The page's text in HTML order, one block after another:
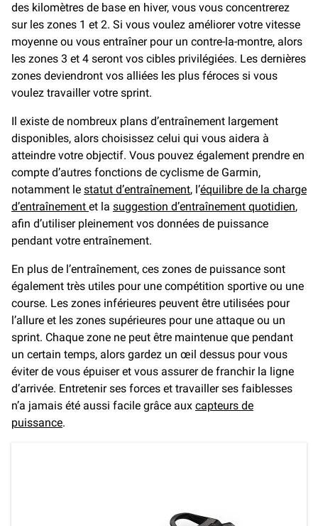
des kilomètres de base en hiver, vous vous concentrerez
sur les zones 1 et 2. Si vous voulez améliorer votre vitesse
moyenne ou vous entraîner pour un contre-la-montre, alors
les zones 3 et 4 seront vos cibles privilégiées. Les dernières
zones deviendront vos alliées les plus féroces si vous
voulez travailler votre sprint.
Il existe de nombreux plans d’entraînement largement
disponibles, alors choisissez celui qui vous aidera à
atteindre votre objectif. Vous pouvez également prendre en
compte d’autres fonctions de cyclisme de Garmin,
notamment le statut d’entraînement, l’équilibre de la charge
d’entraînement et la suggestion d’entraînement quotidien,
afin d’utiliser pleinement vos données de puissance
pendant votre entraînement.
En plus de l’entraînement, ces zones de puissance sont
également très utiles pour une compétition sportive ou une
course. Les zones inférieures peuvent être utilisées pour
l’allure et les zones supérieures pour une attaque ou un
sprint. Chaque zone ne peut être maintenue que pendant
un certain temps, alors gardez un œil dessus pour vous
éviter de vous épuiser et vous assurer de franchir la ligne
d’arrivée. Entretenir ses forces et travailler ses faiblesses
n’a jamais été aussi facile grâce aux capteurs de
puissance.